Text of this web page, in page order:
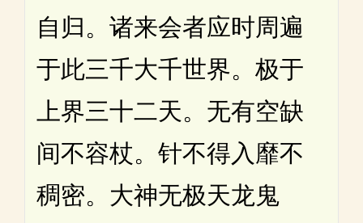
自归。诸来会者应时周遍
于此三千大千世界。极于
上界三十二天。无有空缺
间不容杖。针不得入靡不
稠密。大神无极天龙鬼